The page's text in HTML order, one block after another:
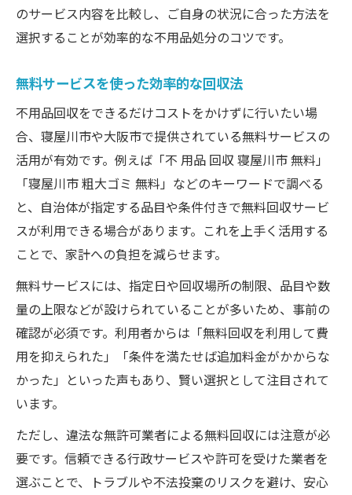
のサービス内容を比較し、ご自身の状況に合った方法を
選択することが効率的な不用品処分のコツです。
無料サービスを使った効率的な回収法
不用品回収をできるだけコストをかけずに行いたい場
合、寝屋川市や大阪市で提供されている無料サービスの
活用が有効です。例えば「不 用品 回収 寝屋川市 無料」
「寝屋川市 粗大ゴミ 無料」などのキーワードで調べる
と、自治体が指定する品目や条件付きで無料回収サービ
スが利用できる場合があります。これを上手く活用する
ことで、家計への負担を減らせます。
無料サービスには、指定日や回収場所の制限、品目や数
量の上限などが設けられていることが多いため、事前の
確認が必須です。利用者からは「無料回収を利用して費
用を抑えられた」「条件を満たせば追加料金がかからな
かった」といった声もあり、賢い選択として注目されて
います。
ただし、違法な無許可業者による無料回収には注意が必
要です。信頼できる行政サービスや許可を受けた業者を
選ぶことで、トラブルや不法投棄のリスクを避け、安心